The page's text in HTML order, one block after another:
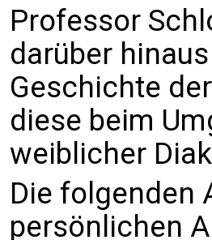
Professor
darüber
Geschichte
diese beim
weiblicher
Die folgenden
persönlichen